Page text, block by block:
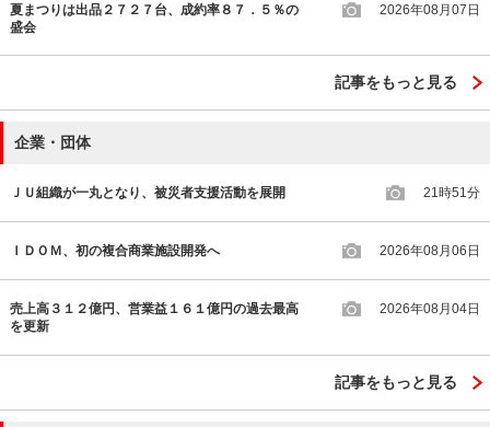
夏まつりは出品２７２７台、成約率８７．５％の
盛会
2026年08月07日
記事をもっと見る
企業・団体
ＪＵ組織が一丸となり、被災者支援活動を展開 21時51分
ＩＤＯＭ、初の複合商業施設開発へ 2026年08月06日
売上高３１２億円、営業益１６１億円の過去最高
を更新
2026年08月04日
記事をもっと見る